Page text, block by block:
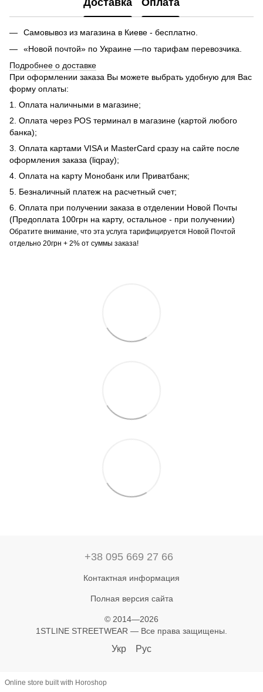
Доставка Оплата
Самовывоз из магазина в Киеве - бесплатно.
«Новой почтой» по Украине —по тарифам перевозчика.
Подробнее о доставке
При оформлении заказа Вы можете выбрать удобную для Вас
форму оплаты:
1. Оплата наличными в магазине;
2. Оплата через POS терминал в магазине (картой любого
банка);
3. Оплата картами VISA и MasterCard сразу на сайте после
оформления заказа (liqpay);
4. Оплата на карту Монобанк или Приватбанк;
5. Безналичный платеж на расчетный счет;
6. Оплата при получении заказа в отделении Новой Почты
(Предоплата 100грн на карту, остальное - при получении)
Обратите внимание, что эта услуга тарифицируется Новой Почтой
отдельно 20грн + 2% от суммы заказа!
+38 095 669 27 66
Контактная информация
Полная версия сайта
© 2014—2026
1STLINE STREETWEAR — Все права защищены.
Укр Рус
Online store built with Horoshop